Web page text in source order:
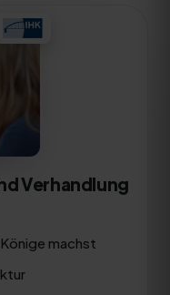
Verhandlung
machst